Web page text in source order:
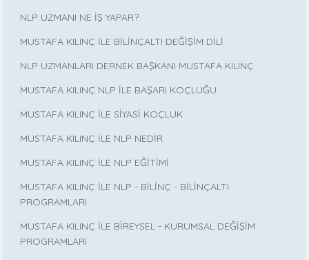
NLP UZMANI NE İŞ YAPAR?
MUSTAFA KILINÇ İLE BİLİNÇALTI DEĞİŞİM DİLİ
NLP UZMANLARI DERNEK BAŞKANI MUSTAFA KILINÇ
MUSTAFA KILINÇ NLP İLE BAŞARI KOÇLUĞU
MUSTAFA KILINÇ İLE SİYASİ KOÇLUK
MUSTAFA KILINÇ İLE NLP NEDİR
MUSTAFA KILINÇ İLE NLP EĞİTİMİ
MUSTAFA KILINÇ İLE NLP - BİLİNÇ - BİLİNÇALTI
PROGRAMLARI
MUSTAFA KILINÇ İLE BİREYSEL - KURUMSAL DEĞİŞİM
PROGRAMLARI